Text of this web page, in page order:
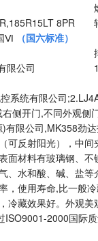
8PR
Ⅵ
（国六标准）
限公司
系统有限公司
侧开门,不同外观
限公司,MK358劲
可反射阳光），中
面材料有玻璃钢、
、水和酸、碱、盐
，使用寿命,比一般
冷藏效果好。外观
2000国际